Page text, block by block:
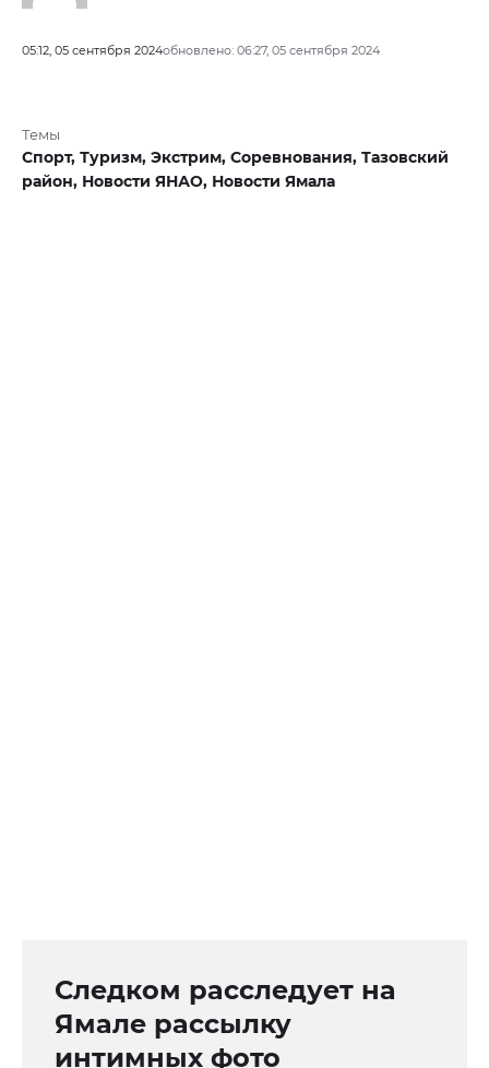
05:12, 05 сентября 2024обновлено: 06:27, 05 сентября 2024
Темы
Спорт, Туризм, Экстрим, Соревнования, Тазовский
район, Новости ЯНАО, Новости Ямала
Следком расследует на
Ямале рассылку
интимных фото